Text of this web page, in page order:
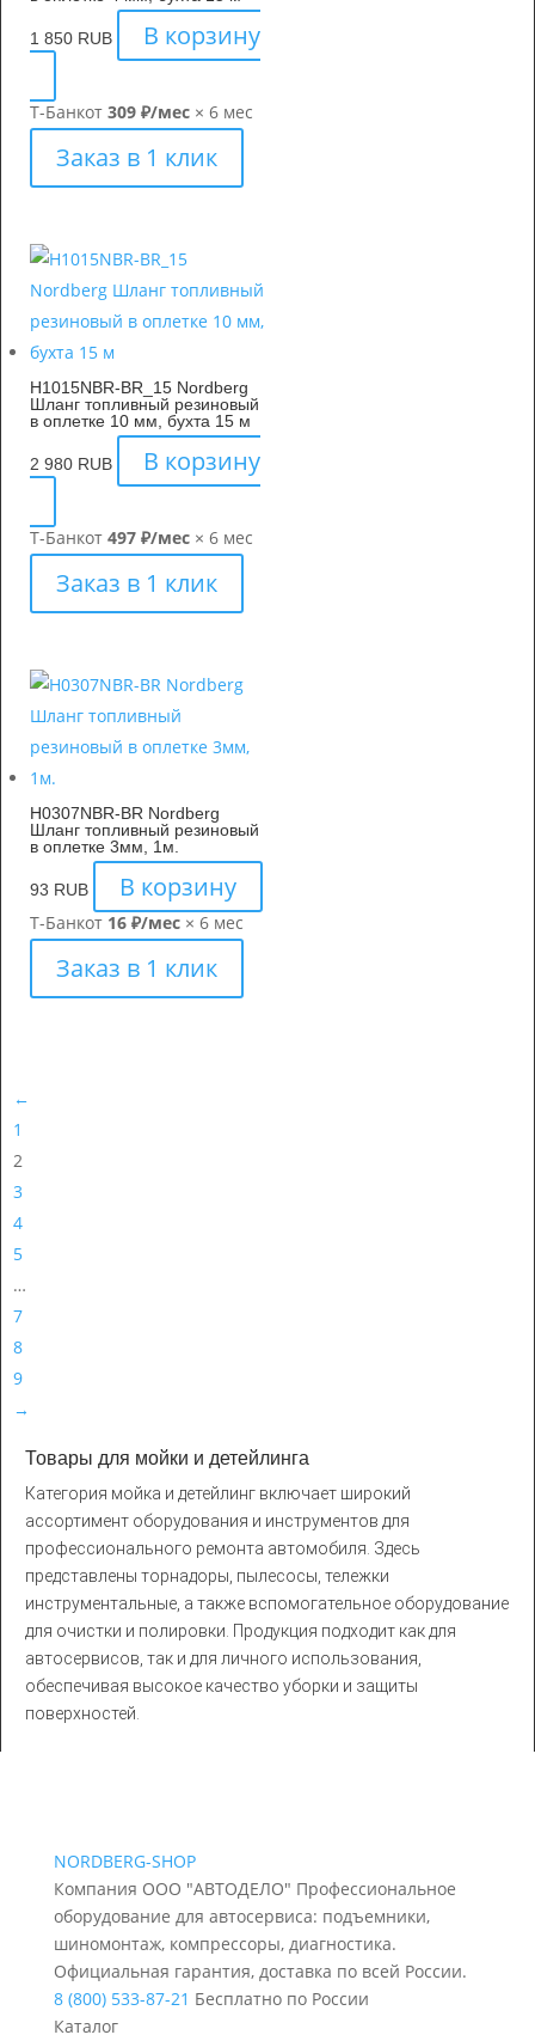
1 850 RUB В корзину
Т-Банкот 309 ₽/мес × 6 мес
Заказ в 1 клик
H1015NBR-BR_15 Nordberg
Шланг топливный резиновый
в оплетке 10 мм, бухта 15 м
2 980 RUB В корзину
Т-Банкот 497 ₽/мес × 6 мес
Заказ в 1 клик
H0307NBR-BR Nordberg
Шланг топливный резиновый
в оплетке 3мм, 1м.
93 RUB В корзину
Т-Банкот 16 ₽/мес × 6 мес
Заказ в 1 клик
←
1
2
3
4
5
…
7
8
9
→
Товары для мойки и детейлинга
Категория мойка и детейлинг включает широкий
ассортимент оборудования и инструментов для
профессионального ремонта автомобиля. Здесь
представлены торнадоры, пылесосы, тележки
инструментальные, а также вспомогательное оборудование
для очистки и полировки. Продукция подходит как для
автосервисов, так и для личного использования,
обеспечивая высокое качество уборки и защиты
поверхностей.
NORDBERG-SHOP
Компания ООО "АВТОДЕЛО" Профессиональное
оборудование для автосервиса: подъемники,
шиномонтаж, компрессоры, диагностика.
Официальная гарантия, доставка по всей России.
8 (800) 533-87-21 Бесплатно по России
Каталог